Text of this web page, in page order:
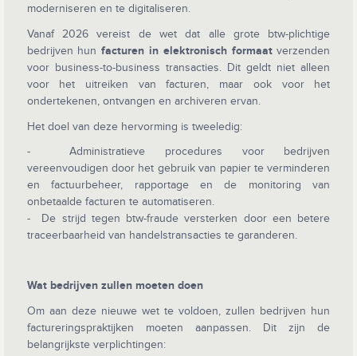
moderniseren en te digitaliseren.
Vanaf 2026 vereist de wet dat alle grote btw-plichtige
bedrijven hun facturen in elektronisch formaatverzenden
voor business-to-business transacties. Dit geldt niet alleen
voor het uitreiken van facturen, maar ook voor het
ondertekenen, ontvangen en archiveren ervan.
Het doel van deze hervorming is tweeledig:
- Administratieve procedures voor bedrijven
vereenvoudigen door het gebruik van papier te verminderen
en factuurbeheer, rapportage en de monitoring van
onbetaalde facturen te automatiseren.
- De strijd tegen btw-fraude versterken door een betere
traceerbaarheid van handelstransacties te garanderen.
Wat bedrijven zullen moeten doen
Om aan deze nieuwe wet te voldoen, zullen bedrijven hun
factureringspraktijken moeten aanpassen. Dit zijn de
belangrijkste verplichtingen: